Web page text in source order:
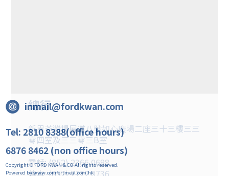
總行
新界荃灣楊屋道八號如心廣場二座三十三樓三三
零四室及三三零三B室
電話: (852) 2366 0688
傳真: (852) 2722 0736
inmail@fordkwan.com
Tel: 2810 8388(office hours)
6876 8462 (non office hours)
Copyright © FORD KWAN & CO All rights reserved.
Powered by www.comfortmeal.com.hk